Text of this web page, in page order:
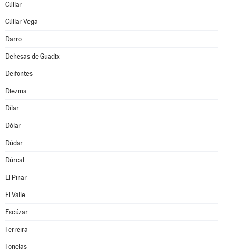
Cúllar
Cúllar Vega
Darro
Dehesas de Guadix
Deifontes
Diezma
Dílar
Dólar
Dúdar
Dúrcal
El Pinar
El Valle
Escúzar
Ferreira
Fonelas